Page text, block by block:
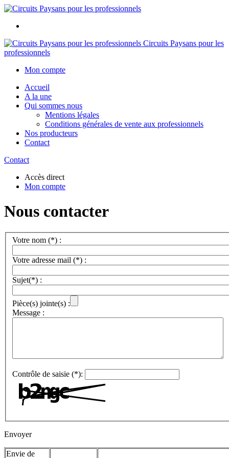
Circuits Paysans pour les
professionnels
Mon compte
Accueil
A la une
Qui sommes nous
Mentions légales
Conditions générales de vente aux professionnels
Nos producteurs
Contact
Contact
Accès direct
Mon compte
Nous contacter
Votre nom (*) :
Votre adresse mail (*) :
Sujet(*) :
Pièce(s) jointe(s) :
Message :
Contrôle de saisie (*):
Envoyer
Envie de